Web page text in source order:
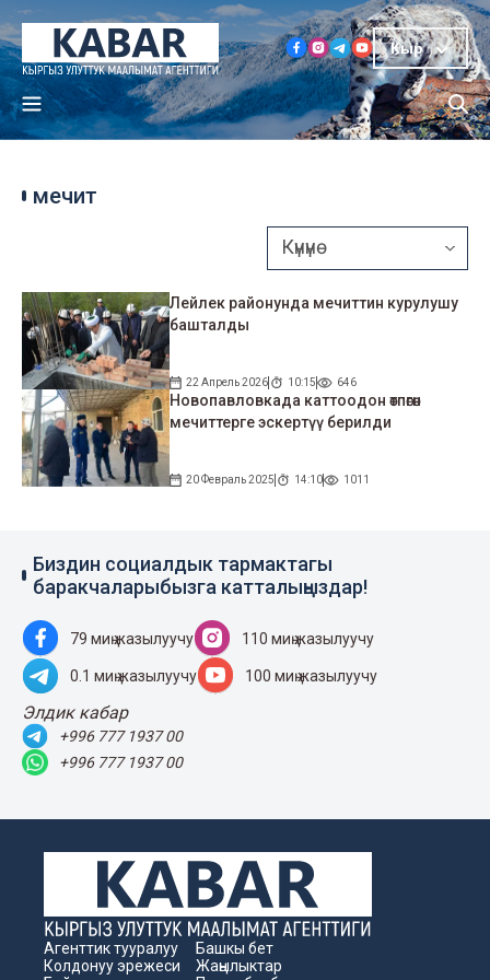
Кыр
мечит
Лейлек районунда мечиттин курулушу
башталды
22 Апрель 2026 10:15 646
Новопавловкада каттоодон өтпөгөн
мечиттерге эскертүү берилди
20 Февраль 2025 14:10 1011
Биздин социалдык тармактагы
баракчаларыбызга катталыңыздар!
79 миң жазылуучу 110 миң жазылуучу
0.1 миң жазылуучу 100 миң жазылуучу
Элдик кабар
+996 777 1937 00
+996 777 1937 00
Агенттик тууралуу
Колдонуу эрежеси
Башкы бет
Жаңылыктар